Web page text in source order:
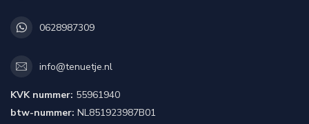
0628987309
info@tenuetje.nl
KVK nummer: 55961940
btw-nummer: NL851923987B01